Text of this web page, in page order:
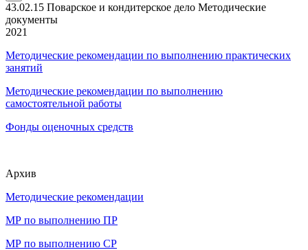
43.02.15 Поварское и кондитерское дело Методические
документы
2021
Методические рекомендации по выполнению практических
занятий
Методические рекомендации по выполнению
самостоятельной работы
Фонды оценочных средств
Архив
Методические рекомендации
МР по выполнению ПР
МР по выполнению СР